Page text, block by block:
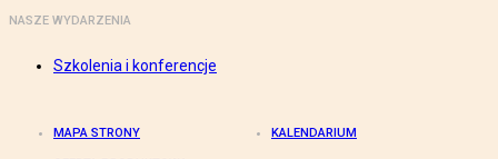
NASZE WYDARZENIA
Szkolenia i konferencje
MAPA STRONY KALENDARIUM